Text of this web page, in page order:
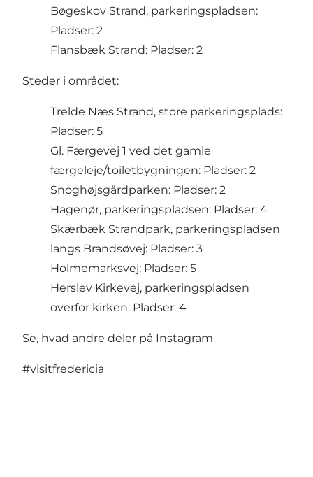
Bøgeskov Strand, parkeringspladsen:
Pladser: 2
Flansbæk Strand: Pladser: 2
Steder i området:
Trelde Næs Strand, store parkeringsplads:
Pladser: 5
Gl. Færgevej 1 ved det gamle
færgeleje/toiletbygningen: Pladser: 2
Snoghøjsgårdparken: Pladser: 2
Hagenør, parkeringspladsen: Pladser: 4
Skærbæk Strandpark, parkeringspladsen
langs Brandsøvej: Pladser: 3
Holmemarksvej: Pladser: 5
Herslev Kirkevej, parkeringspladsen
overfor kirken: Pladser: 4
Se, hvad andre deler på Instagram
#visitfredericia